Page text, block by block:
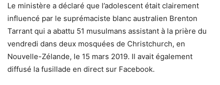
Le ministère a déclaré que l’adolescent était clairement
influencé par le suprémaciste blanc australien Brenton
Tarrant qui a abattu 51 musulmans assistant à la prière du
vendredi dans deux mosquées de Christchurch, en
Nouvelle-Zélande, le 15 mars 2019. Il avait également
diffusé la fusillade en direct sur Facebook.